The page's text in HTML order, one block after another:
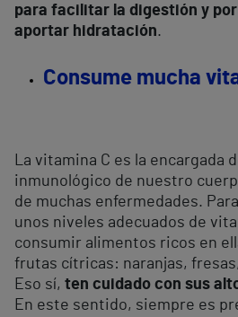
para facilitar la digestión y
aportar hidratación.
Consume mucha
La vitamina C es la encargada
inmunológico de nuestro
de muchas enfermedades.
unos niveles adecuados de
consumir alimentos ricos en
frutas cítricas: naranjas,
Eso sí, ten cuidado con sus
En este sentido, siempre es